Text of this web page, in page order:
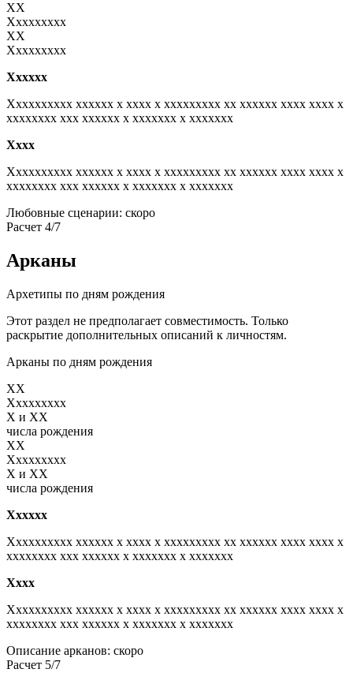
XX
Xxxxxxxxx
XX
Xxxxxxxxx
Xxxxxx
Xxxxxxxxxx xxxxxx x xxxx x xxxxxxxxx xx xxxxxx xxxx xxxx x
xxxxxxxx xxx xxxxxx x xxxxxxx x xxxxxxx
Xxxx
Xxxxxxxxxx xxxxxx x xxxx x xxxxxxxxx xx xxxxxx xxxx xxxx x
xxxxxxxx xxx xxxxxx x xxxxxxx x xxxxxxx
Любовные сценарии: скоро
Расчет 4/7
Арканы
Архетипы по дням рождения
Этот раздел не предполагает совместимость. Только
раскрытие дополнительных описаний к личностям.
Арканы по дням рождения
XX
Xxxxxxxxx
X и XX
числа рождения
XX
Xxxxxxxxx
X и XX
числа рождения
Xxxxxx
Xxxxxxxxxx xxxxxx x xxxx x xxxxxxxxx xx xxxxxx xxxx xxxx x
xxxxxxxx xxx xxxxxx x xxxxxxx x xxxxxxx
Xxxx
Xxxxxxxxxx xxxxxx x xxxx x xxxxxxxxx xx xxxxxx xxxx xxxx x
xxxxxxxx xxx xxxxxx x xxxxxxx x xxxxxxx
Описание арканов: скоро
Расчет 5/7